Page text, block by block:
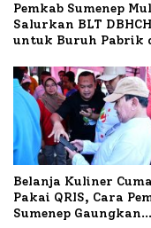
Pemkab Sumenep
Salurkan BLT
untuk Buruh Pabrik
Belanja Kuliner Cuma
Pakai QRIS, Cara
Sumenep Gaungkan